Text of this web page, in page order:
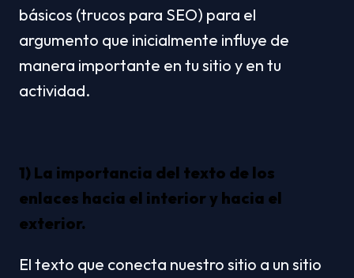
básicos (trucos para SEO) para el
argumento que inicialmente influye de
manera importante en tu sitio y en tu
actividad.
1) La importancia del texto de los
enlaces hacia el interior y hacia el
exterior.
El texto que conecta nuestro sitio a un sitio